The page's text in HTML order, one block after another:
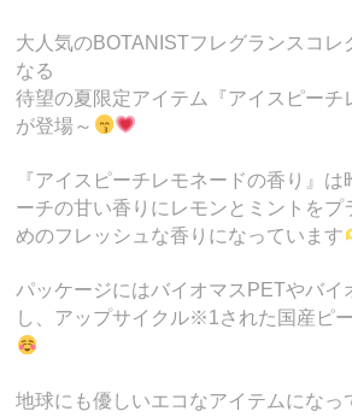
大人気のBOTANISTフレグランスコレ
なる
待望の夏限定アイテム『アイスピーチ
が登場～
『アイスピーチレモネードの香り』
ーチの甘い香りにレモンとミントをプ
めのフレッシュな香りになっています
パッケージにはバイオマスPETやバイ
し、アップサイクル※1された国産ピ
地球にも優しいエコなアイテムになっ